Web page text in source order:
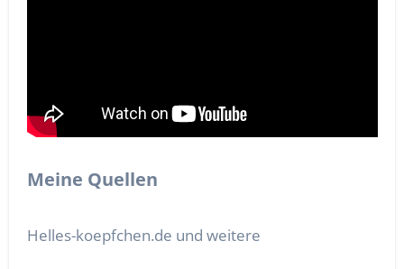
Meine Quellen
Helles-koepfchen.de und weitere